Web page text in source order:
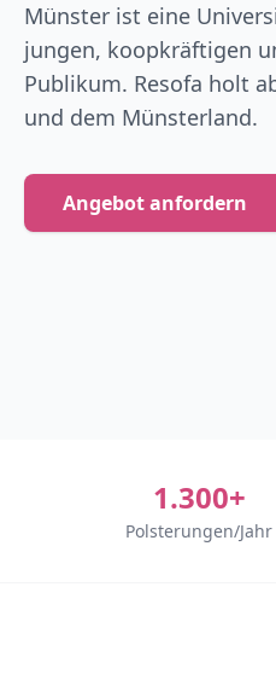
Münster ist eine
jungen, koopkräftigen
Publikum. Resofa holt
und dem Münsterland.
Angebot anfordern
1.300+
Polsterungen/Jahr